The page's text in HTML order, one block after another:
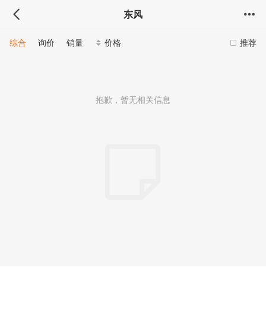
东风
推荐
综合 询价 销量 价格
抱歉，暂无相关信息